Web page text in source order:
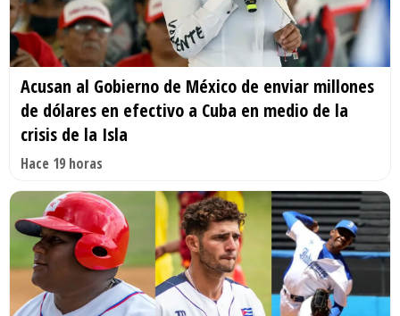
Acusan al Gobierno de México de enviar millones
de dólares en efectivo a Cuba en medio de la
crisis de la Isla
Hace 19 horas